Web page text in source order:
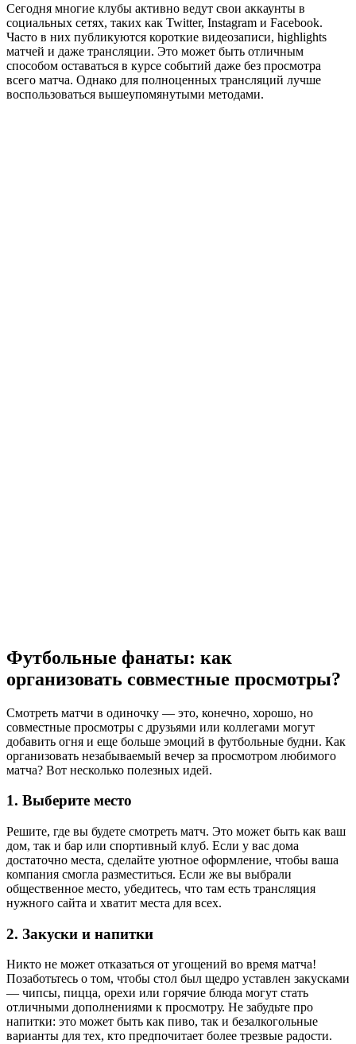
Сегодня многие клубы активно ведут свои аккаунты в
социальных сетях, таких как Twitter, Instagram и Facebook.
Часто в них публикуются короткие видеозаписи, highlights
матчей и даже трансляции. Это может быть отличным
способом оставаться в курсе событий даже без просмотра
всего матча. Однако для полноценных трансляций лучше
воспользоваться вышеупомянутыми методами.
Футбольные фанаты: как
организовать совместные просмотры?
Смотреть матчи в одиночку — это, конечно, хорошо, но
совместные просмотры с друзьями или коллегами могут
добавить огня и еще больше эмоций в футбольные будни. Как
организовать незабываемый вечер за просмотром любимого
матча? Вот несколько полезных идей.
1. Выберите место
Решите, где вы будете смотреть матч. Это может быть как ваш
дом, так и бар или спортивный клуб. Если у вас дома
достаточно места, сделайте уютное оформление, чтобы ваша
компания смогла разместиться. Если же вы выбрали
общественное место, убедитесь, что там есть трансляция
нужного сайта и хватит места для всех.
2. Закуски и напитки
Никто не может отказаться от угощений во время матча!
Позаботьтесь о том, чтобы стол был щедро уставлен закусками
— чипсы, пицца, орехи или горячие блюда могут стать
отличными дополнениями к просмотру. Не забудьте про
напитки: это может быть как пиво, так и безалкогольные
варианты для тех, кто предпочитает более трезвые радости.